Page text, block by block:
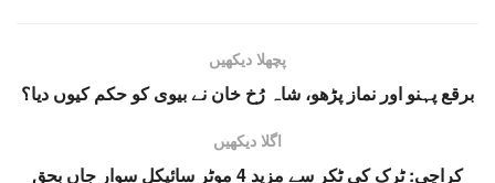
پچھلا دیکھیں
برقع پہنو اور نماز پڑھو، شاہ رُخ خان نے بیوی کو حکم کیوں دیا؟
اگلا دیکھیں
کراچی: ٹرک کی ٹکر سے مزید 4 موٹر سائیکل سوار جاں بحق